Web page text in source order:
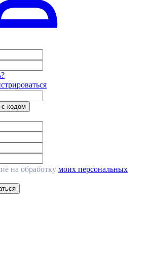
кодом
на обработку моих персональных